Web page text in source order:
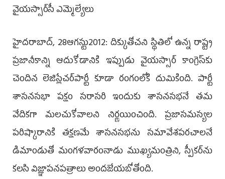
వైయస్సార్‌సీ ఎమ్మెల్యేలు
‌హైదరాబాద్‌, 28ఆగస్టు2012: దిక్కుతోచని స్థితిలో ఉన్న రాష్ట్ర
ప్రజానీకాన్ని ఆదుకోడానికి ఇప్పుడు వైయస్సార్‌ కాంగ్రెస్‌కు
చెందిన లెజిస్లేచర్‌పార్టీ కూడా రంగంలోకి దుమికింది. పార్టీ
శాసనసభా పక్షం సరాసరి ఇందుకు శాసనసభనే తమ
వేదికగా మలచుకోవాలని నిర్ణయించింది. ప్రజాసమస్యల
పరిష్కారానికి తక్షణమే శాసనసభను సమావేశపరచాలనే
డిమాండుతో మంగళవారంనాడు ముఖ్యమంత్రిని, స్పీకర్‌ను
కలసి విజ్ఞాపనపత్రాలు అందజేయబోతోంది.